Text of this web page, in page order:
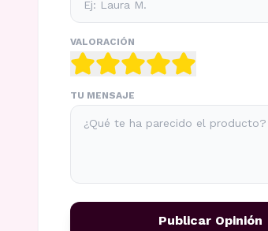
VALORACIÓN
TU MENSAJE
Publicar Opinión